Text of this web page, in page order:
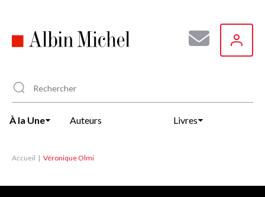
principal
À la Une Auteurs Livres
Accueil Véronique Olmi